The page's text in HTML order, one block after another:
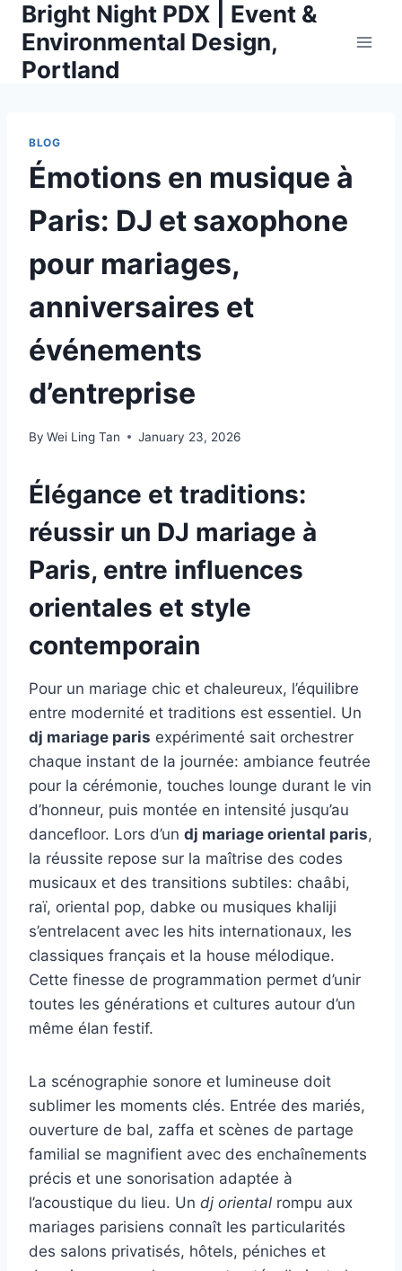
Skip
content
Bright Night PDX | Event &
Environmental Design,
Portland
BLOG
Émotions en musique à
Paris: DJ et saxophone
pour mariages,
anniversaires et
événements
d’entreprise
By Wei Ling Tan January 23, 2026
Élégance et traditions:
réussir un DJ mariage à
Paris, entre influences
orientales et style
contemporain
Pour un mariage chic et chaleureux, l’équilibre
entre modernité et traditions est essentiel. Un
dj mariage paris expérimenté sait orchestrer
chaque instant de la journée: ambiance feutrée
pour la cérémonie, touches lounge durant le vin
d’honneur, puis montée en intensité jusqu’au
dancefloor. Lors d’un dj mariage oriental paris,
la réussite repose sur la maîtrise des codes
musicaux et des transitions subtiles: chaâbi,
raï, oriental pop, dabke ou musiques khaliji
s’entrelacent avec les hits internationaux, les
classiques français et la house mélodique.
Cette finesse de programmation permet d’unir
toutes les générations et cultures autour d’un
même élan festif.
La scénographie sonore et lumineuse doit
sublimer les moments clés. Entrée des mariés,
ouverture de bal, zaffa et scènes de partage
familial se magnifient avec des enchaînements
précis et une sonorisation adaptée à
l’acoustique du lieu. Un dj oriental rompu aux
mariages parisiens connaît les particularités
des salons privatisés, hôtels, péniches et